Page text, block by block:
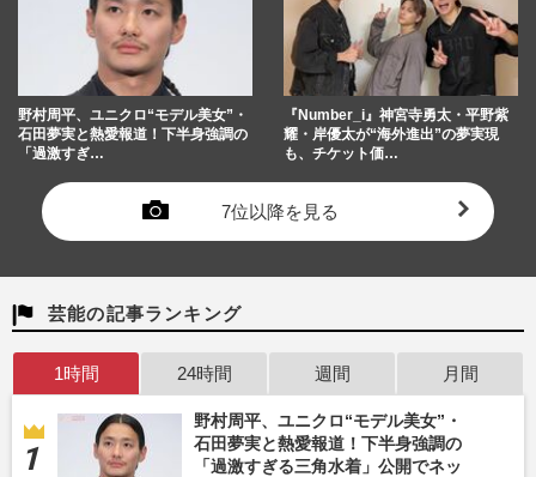
野村周平、ユニクロ“モデル美女”・
石田夢実と熱愛報道！下半身強調の
「過激すぎ…
『Number_i』神宮寺勇太・平野紫
耀・岸優太が“海外進出”の夢実現
も、チケット価…
7位以降を見る
芸能の記事ランキング
1時間 24時間 週間 月間
野村周平、ユニクロ“モデル美女”・
石田夢実と熱愛報道！下半身強調の
「過激すぎる三角水着」公開でネッ